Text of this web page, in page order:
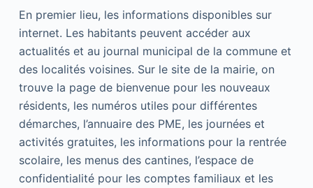
En premier lieu, les informations disponibles sur
internet. Les habitants peuvent accéder aux
actualités et au journal municipal de la commune et
des localités voisines. Sur le site de la mairie, on
trouve la page de bienvenue pour les nouveaux
résidents, les numéros utiles pour différentes
démarches, l’annuaire des PME, les journées et
activités gratuites, les informations pour la rentrée
scolaire, les menus des cantines, l’espace de
confidentialité pour les comptes familiaux et les